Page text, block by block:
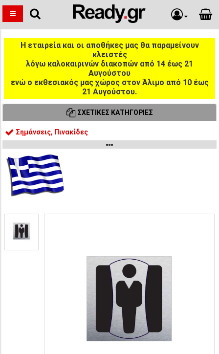
Η εταιρεία και οι αποθήκες μας θα παραμείνουν
κλειστές
λόγω καλοκαιρινών διακοπών από 14 έως 21
Αυγούστου
ενώ ο εκθεσιακός μας χώρος στον Άλιμο από 10 έως
21 Αυγούστου.
ΣΧΕΤΙΚΈΣ ΚΑΤΗΓΟΡΊΕΣ
Σημάνσεις, Πινακίδες